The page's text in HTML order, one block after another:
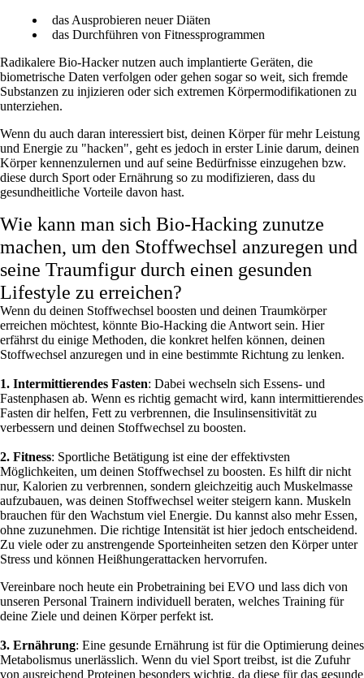
das Ausprobieren neuer Diäten
das Durchführen von Fitnessprogrammen
Radikalere Bio-Hacker nutzen auch implantierte Geräten, die
biometrische Daten verfolgen oder gehen sogar so weit, sich fremde
Substanzen zu injizieren oder sich extremen Körpermodifikationen zu
unterziehen.
Wenn du auch daran interessiert bist, deinen Körper für mehr Leistung
und Energie zu "hacken", geht es jedoch in erster Linie darum, deinen
Körper kennenzulernen und auf seine Bedürfnisse einzugehen bzw.
diese durch Sport oder Ernährung so zu modifizieren, dass du
gesundheitliche Vorteile davon hast.
Wie kann man sich Bio-Hacking zunutze
machen, um den Stoffwechsel anzuregen und
seine Traumfigur durch einen gesunden
Lifestyle zu erreichen?
Wenn du deinen Stoffwechsel boosten und deinen Traumkörper
erreichen möchtest, könnte Bio-Hacking die Antwort sein. Hier
erfährst du einige Methoden, die konkret helfen können, deinen
Stoffwechsel anzuregen und in eine bestimmte Richtung zu lenken.
1. Intermittierendes Fasten: Dabei wechseln sich Essens- und
Fastenphasen ab. Wenn es richtig gemacht wird, kann intermittierendes
Fasten dir helfen, Fett zu verbrennen, die Insulinsensitivität zu
verbessern und deinen Stoffwechsel zu boosten.
2. Fitness: Sportliche Betätigung ist eine der effektivsten
Möglichkeiten, um deinen Stoffwechsel zu boosten. Es hilft dir nicht
nur, Kalorien zu verbrennen, sondern gleichzeitig auch Muskelmasse
aufzubauen, was deinen Stoffwechsel weiter steigern kann. Muskeln
brauchen für den Wachstum viel Energie. Du kannst also mehr Essen,
ohne zuzunehmen. Die richtige Intensität ist hier jedoch entscheidend.
Zu viele oder zu anstrengende Sporteinheiten setzen den Körper unter
Stress und können Heißhungerattacken hervorrufen.
Vereinbare noch heute ein Probetraining bei EVO und lass dich von
unseren Personal Trainern individuell beraten, welches Training für
deine Ziele und deinen Körper perfekt ist.
3. Ernährung: Eine gesunde Ernährung ist für die Optimierung deines
Metabolismus unerlässlich. Wenn du viel Sport treibst, ist die Zufuhr
von ausreichend Proteinen besonders wichtig, da diese für das gesunde